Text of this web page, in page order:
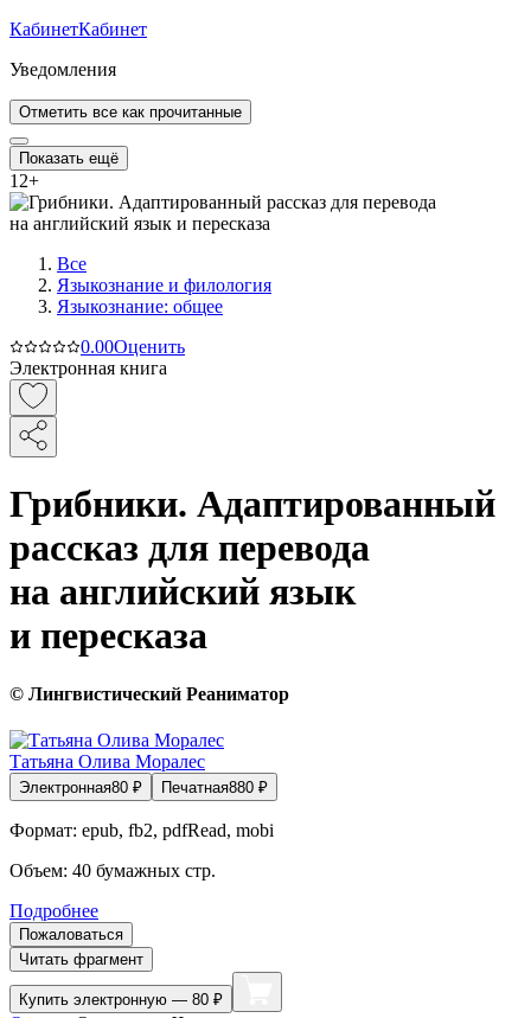
КабинетКабинет
Уведомления
Отметить все как прочитанные
Показать ещё
12+
Все
Языкознание и филология
Языкознание: общее
0.00Оценить
Электронная книга
Грибники. Адаптированный
рассказ для перевода
на английский язык
и пересказа
© Лингвистический Реаниматор
Татьяна Олива Моралес
Электронная80 ₽ Печатная880 ₽
Формат: epub, fb2, pdfRead, mobi
Объем: 40 бумажных стр.
Подробнее
Пожаловаться
Читать фрагмент
Купить электронную — 80 ₽